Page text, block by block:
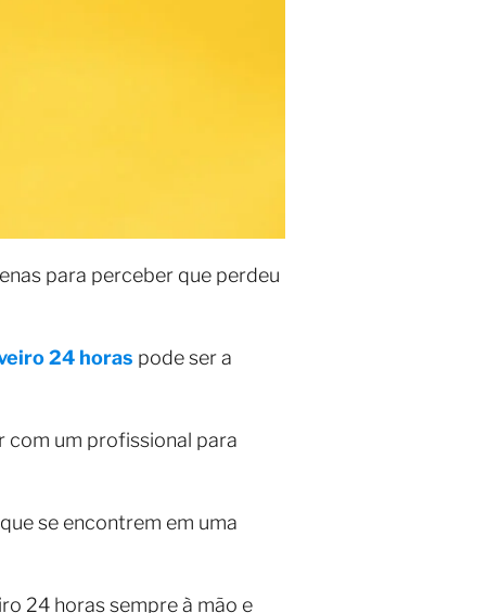
para perceber que perdeu
24 horas pode ser a
com um profissional para
se encontrem em uma
24 horas sempre à mão e